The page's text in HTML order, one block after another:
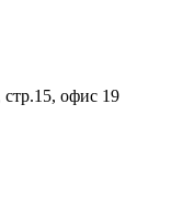
офис 19